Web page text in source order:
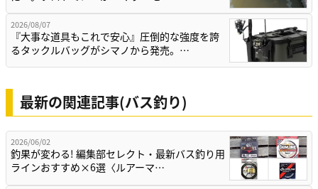
2026/08/07
『大事な道具もこれで安心』圧倒的な強度を誇
るタックルバッグがシマノから発売。…
最新の関連記事(バス釣り)
2026/06/02
釣果が変わる! 編集部セレクト・最新バス釣り用
ラインおすすめ×6選〈ルアーマ…